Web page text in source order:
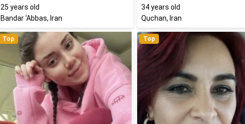
25 years old
Bandar ‘Abbas, Iran
34 years old
Quchan, Iran
Top Top